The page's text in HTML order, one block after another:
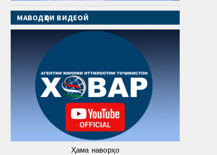
МАВОДҲОИ ВИДЕОӢ
Ҳама наворҳо